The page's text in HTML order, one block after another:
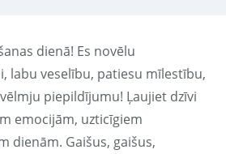
dienā! Es novēlu
labu veselību, patiesu mīlestību,
piepildījumu! Ļaujiet dzīvi
emocijām, uzticīgiem
dienām. Gaišus, gaišus,